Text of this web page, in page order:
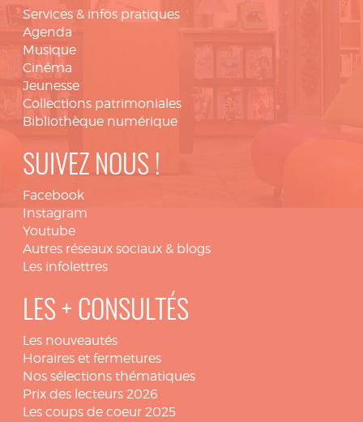
Services & infos pratiques
Agenda
Musique
Cinéma
Jeunesse
Collections patrimoniales
Bibliothèque numérique
SUIVEZ NOUS !
Facebook
Instagram
Youtube
Autres réseaux sociaux & blogs
Les infolettres
LES + CONSULTÉS
Les nouveautés
Horaires et fermetures
Nos sélections thématiques
Prix des lecteurs 2026
Les coups de coeur 2025